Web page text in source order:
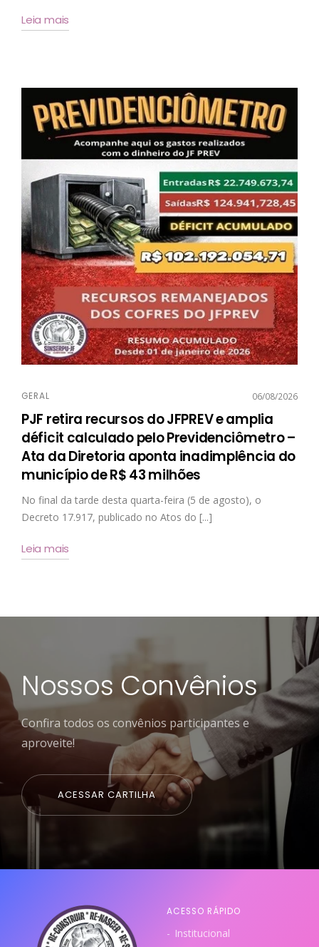
Leia mais
GERAL 06/08/2026
PJF retira recursos do JFPREV e amplia
déficit calculado pelo Previdenciômetro –
Ata da Diretoria aponta inadimplência do
município de R$ 43 milhões
No final da tarde desta quarta-feira (5 de agosto), o
Decreto 17.917, publicado no Atos do [...]
Leia mais
Nossos Convênios
Confira todos os convênios participantes e
aproveite!
ACESSAR CARTILHA
ACESSO RÁPIDO
Institucional